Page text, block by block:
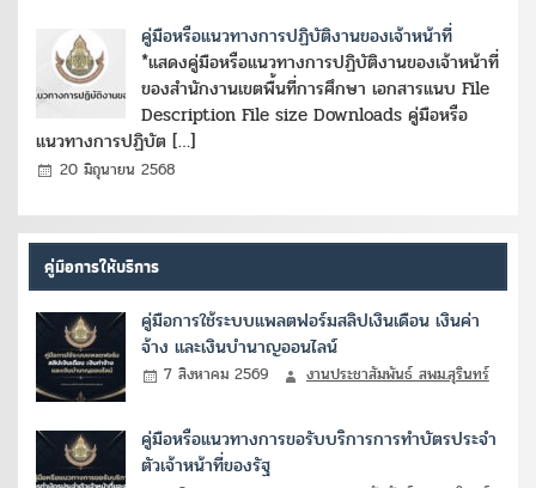
คู่มือหรือแนวทางการปฏิบัติงานของเจ้าหน้าที่
*แสดงคู่มือหรือแนวทางการปฏิบัติงานของเจ้าหน้าที่
ของสำนักงานเขตพื้นที่การศึกษา เอกสารแนบ File
Description File size Downloads คู่มือหรือ
แนวทางการปฏิบัต […]
20 มิถุนายน 2568
คู่มือการให้บริการ
คู่มือการใช้ระบบแพลตฟอร์มสลิปเงินเดือน เงินค่า
จ้าง และเงินบำนาญออนไลน์
7 สิงหาคม 2569 งานประชาสัมพันธ์ สพม.สุรินทร์
คู่มือหรือแนวทางการขอรับบริการการทำบัตรประจำ
ตัวเจ้าหน้าที่ของรัฐ